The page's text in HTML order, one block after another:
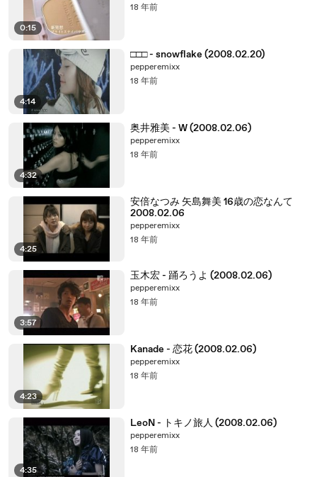
0:15
18 年前
4:14
□□□ - snowflake (2008.02.20)
pepperemixx
18 年前
4:32
奥井雅美 - W (2008.02.06)
pepperemixx
18 年前
4:25
安倍なつみ 矢島舞美 16歳の恋なんて
2008.02.06
pepperemixx
18 年前
3:57
玉木宏 - 踊ろうよ (2008.02.06)
pepperemixx
18 年前
4:23
Kanade - 恋花 (2008.02.06)
pepperemixx
18 年前
4:35
LeoN - トキノ旅人 (2008.02.06)
pepperemixx
18 年前